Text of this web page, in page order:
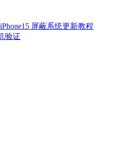
屏蔽系统更新教程
验证